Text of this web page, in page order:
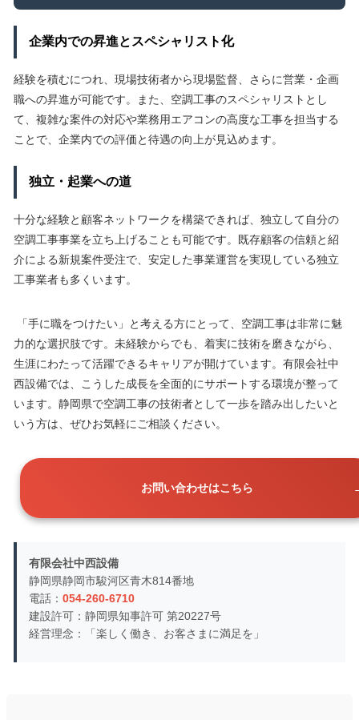
企業内での昇進とスペシャリスト化
経験を積むにつれ、現場技術者から現場監督、さらに営業・企画
職への昇進が可能です。また、空調工事のスペシャリストとし
て、複雑な案件の対応や業務用エアコンの高度な工事を担当する
ことで、企業内での評価と待遇の向上が見込めます。
独立・起業への道
十分な経験と顧客ネットワークを構築できれば、独立して自分の
空調工事事業を立ち上げることも可能です。既存顧客の信頼と紹
介による新規案件受注で、安定した事業運営を実現している独立
工事業者も多くいます。
「手に職をつけたい」と考える方にとって、空調工事は非常に魅
力的な選択肢です。未経験からでも、着実に技術を磨きながら、
生涯にわたって活躍できるキャリアが開けています。有限会社中
西設備では、こうした成長を全面的にサポートする環境が整って
います。静岡県で空調工事の技術者として一歩を踏み出したいと
いう方は、ぜひお気軽にご相談ください。
お問い合わせはこちら
有限会社中西設備
静岡県静岡市駿河区青木814番地
電話： 054-260-6710
建設許可：静岡県知事許可 第20227号
経営理念：「楽しく働き、お客さまに満足を」